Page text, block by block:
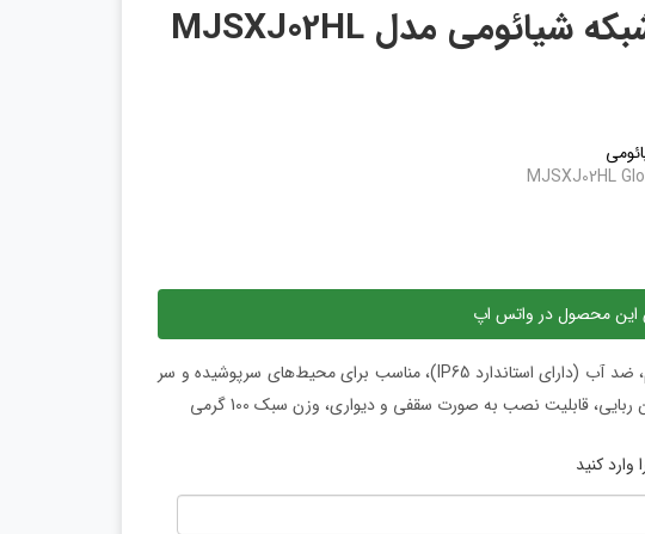
دوربین مدار بسته تحت شبکه شیائومی مدل MJSXJ02HL
محصول در واتس اپ
دوربین مداربسته تحت شبکه شیائومی، اتصال بی سیم، ضد آب (دارای استاندارد IP65)، مناسب برای محیط‌های سرپوشیده و سر
قابلیت نصب به صورت سقفی و دیواری، وزن سبک 100 گرمی
کنید